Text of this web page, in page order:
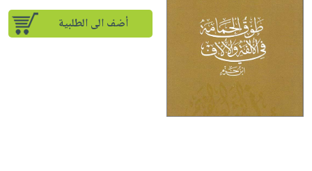
إختيارات
كتب
أكاديمية
English
أسئلة
تحميل
تحميل
Android
الأكثر
صندوق
أضف الى الطلبية